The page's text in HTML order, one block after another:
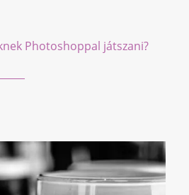
Photoshoppal játszani?